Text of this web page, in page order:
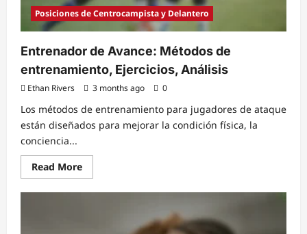
Posiciones de Centrocampista y Delantero
Entrenador de Avance: Métodos de
entrenamiento, Ejercicios, Análisis
Ethan Rivers 3 months ago 0
Los métodos de entrenamiento para jugadores de ataque
están diseñados para mejorar la condición física, la
conciencia...
Read MoreRead
more
Entrenador